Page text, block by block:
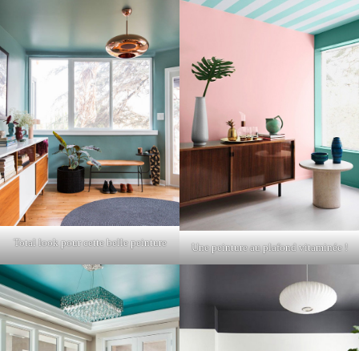
Total look pour cette belle peinture Une peinture au plafond vitaminée !